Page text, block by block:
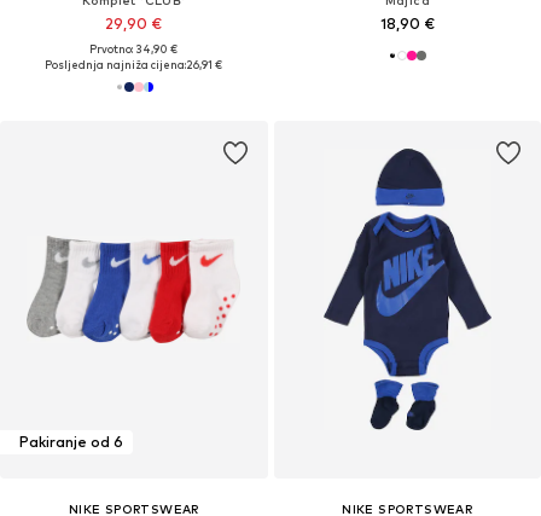
29,90 €
Prvotno: 34,90 €
Posljednja najniža cijena:26,91 €
18,90 €
Pakiranje od 6
NIKE SPORTSWEAR
NIKE SPORTSWEAR